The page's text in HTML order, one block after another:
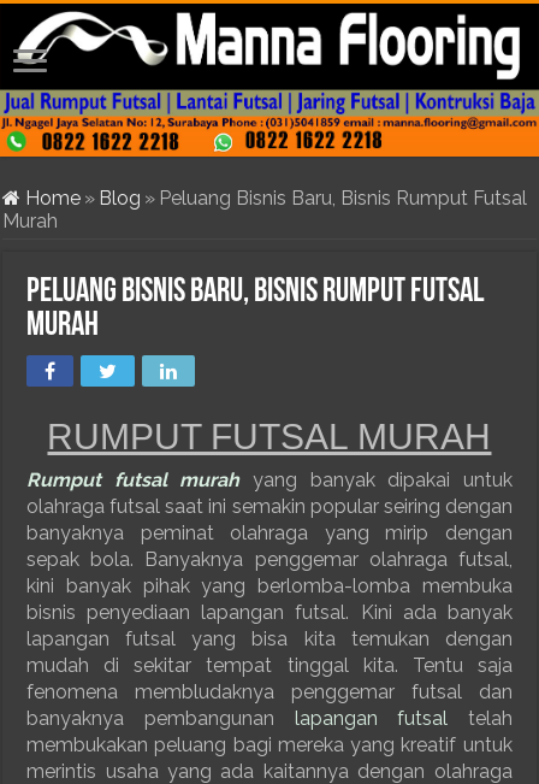
Home » Blog » Peluang Bisnis Baru, Bisnis Rumput Futsal
Murah
Peluang Bisnis Baru, Bisnis Rumput Futsal
Murah
RUMPUT FUTSAL MURAH
Rumput futsal murahyang banyak dipakai untuk
olahraga futsal saat ini semakin popular seiring dengan
banyaknya peminat olahraga yang mirip dengan
sepak bola. Banyaknya penggemar olahraga futsal,
kini banyak pihak yang berlomba-lomba membuka
bisnis penyediaan lapangan futsal. Kini ada banyak
lapangan futsal yang bisa kita temukan dengan
mudah di sekitar tempat tinggal kita. Tentu saja
fenomena membludaknya penggemar futsal dan
banyaknya pembangunan lapangan futsal telah
membukakan peluang bagi mereka yang kreatif untuk
merintis usaha yang ada kaitannya dengan olahraga